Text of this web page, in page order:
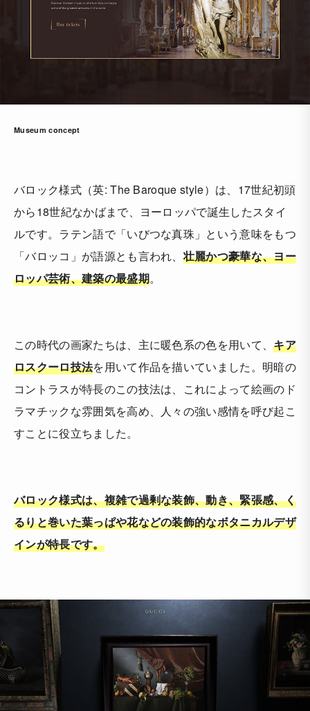
Museum concept
バロック様式（英: The Baroque style）は、17世紀初頭
から18世紀なかばまで、ヨーロッパで誕生したスタイ
ルです。ラテン語で「いびつな真珠」という意味をもつ
「バロッコ」が語源とも言われ、壮麗かつ豪華な、ヨー
ロッパ芸術、建築の最盛期。
この時代の画家たちは、主に暖色系の色を用いて、キア
ロスクーロ技法を用いて作品を描いていました。明暗の
コントラスが特長のこの技法は、これによって絵画のド
ラマチックな雰囲気を高め、人々の強い感情を呼び起こ
すことに役立ちました。
バロック様式は、複雑で過剰な装飾、動き、緊張感、く
るりと巻いた葉っぱや花などの装飾的なボタニカルデザ
インが特長です。